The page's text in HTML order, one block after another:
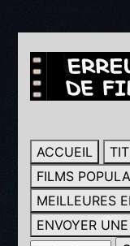
ACCUEIL
FILMS
MEILLEURES
ENVOYER